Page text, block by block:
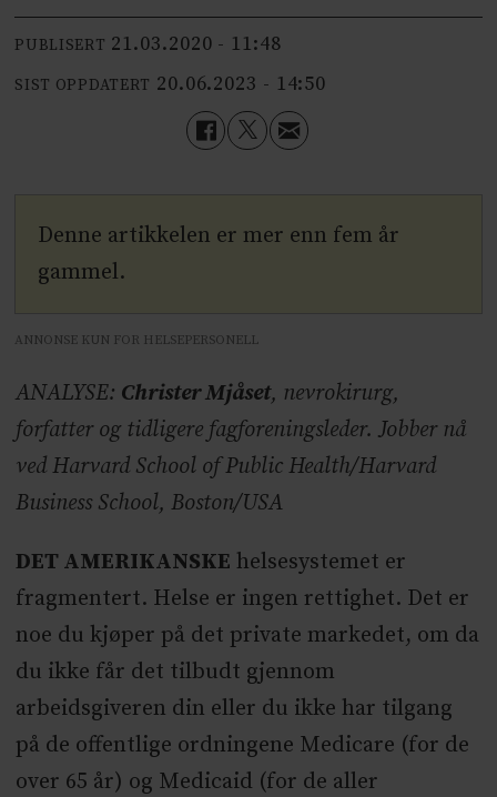
PUBLISERT 21.03.2020 - 11:48
SIST OPPDATERT 20.06.2023 - 14:50
Denne artikkelen er mer enn fem år
gammel.
ANNONSE KUN FOR HELSEPERSONELL
ANALYSE: Christer Mjåset, nevrokirurg,
forfatter og tidligere fagforeningsleder. Jobber nå
ved Harvard School of Public Health/Harvard
Business School, Boston/USA
DET AMERIKANSKE helsesystemet er
fragmentert. Helse er ingen rettighet. Det er
noe du kjøper på det private markedet, om da
du ikke får det tilbudt gjennom
arbeidsgiveren din eller du ikke har tilgang
på de offentlige ordningene Medicare (for de
over 65 år) og Medicaid (for de aller